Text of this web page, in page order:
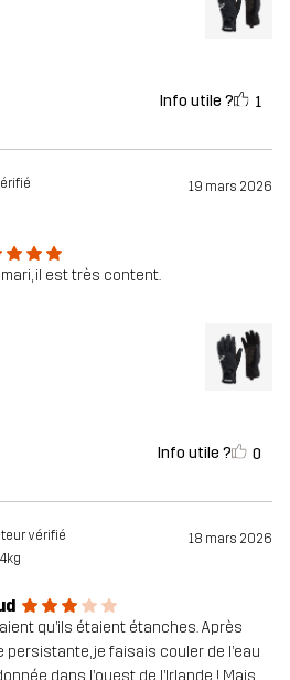
Info utile ? 1
19 mars 2026
il est très content.
Info utile ? 0
vérifié 18 mars 2026
qu’ils étaient étanches. Après
je faisais couler de l’eau